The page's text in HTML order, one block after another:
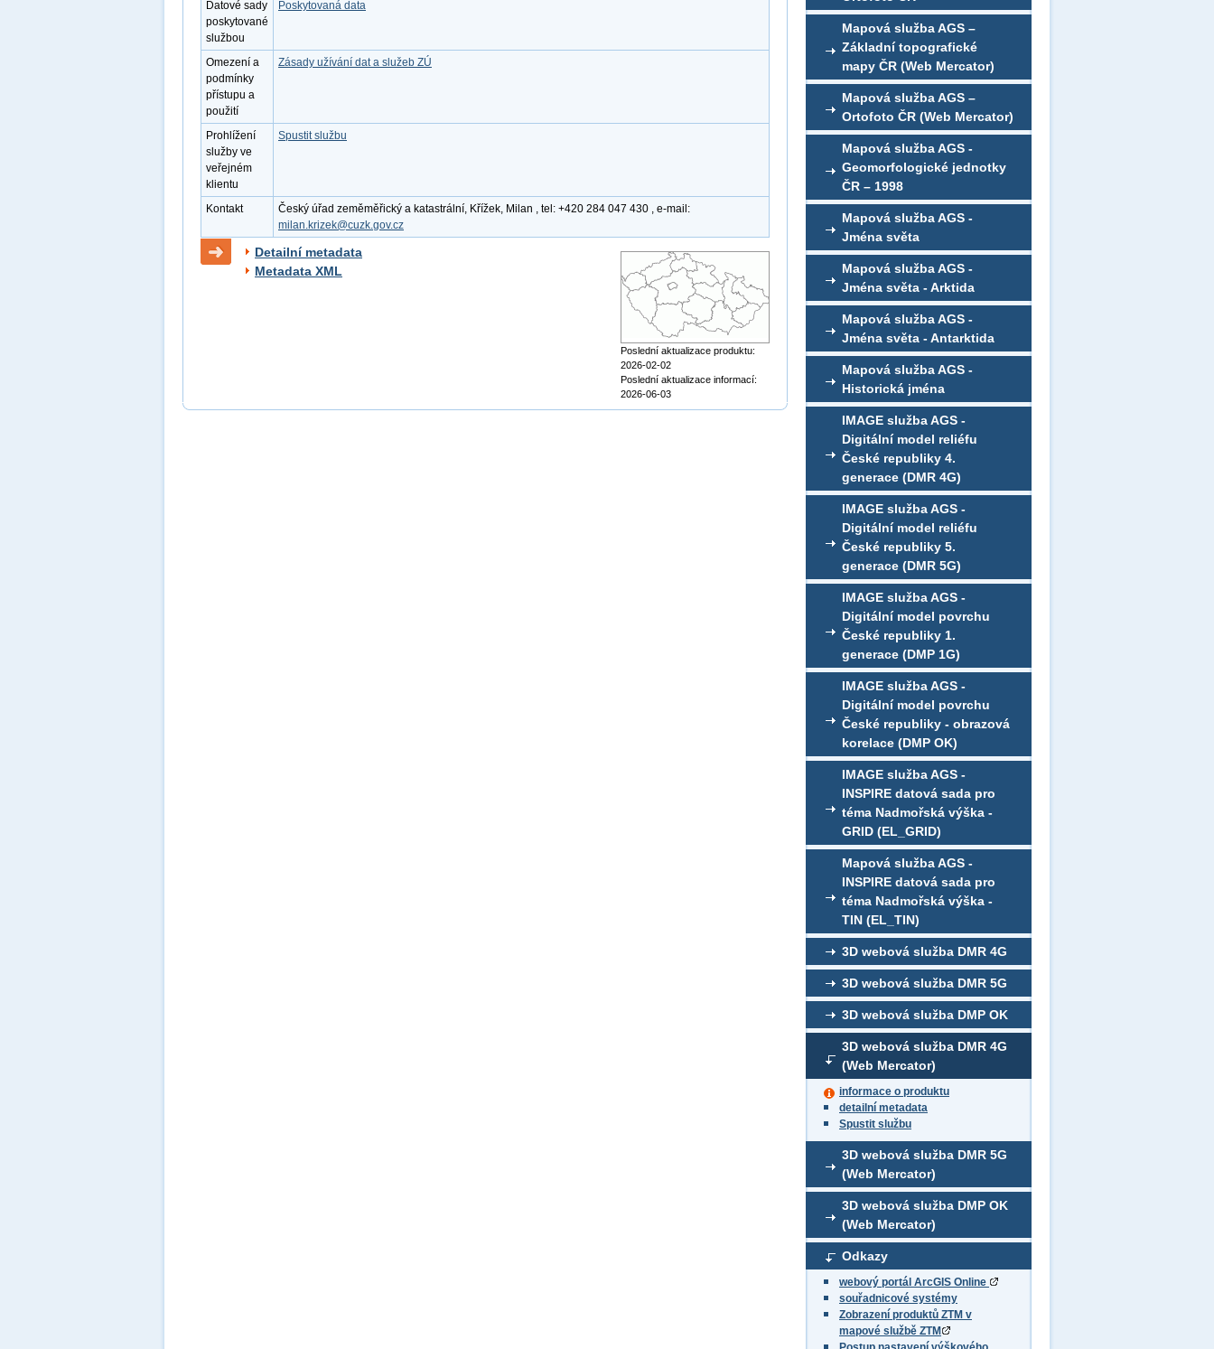
Mapová služba AGS –
Základní topografické
mapy ČR (Web Mercator)
Mapová služba AGS –
Ortofoto ČR (Web Mercator)
Mapová služba AGS -
Geomorfologické jednotky
ČR – 1998
Mapová služba AGS -
Jména světa
Mapová služba AGS -
Jména světa - Arktida
Mapová služba AGS -
Jména světa - Antarktida
Mapová služba AGS -
Historická jména
IMAGE služba AGS -
Digitální model reliéfu
České republiky 4.
generace (DMR 4G)
IMAGE služba AGS -
Digitální model reliéfu
České republiky 5.
generace (DMR 5G)
IMAGE služba AGS -
Digitální model povrchu
České republiky 1.
generace (DMP 1G)
IMAGE služba AGS -
Digitální model povrchu
České republiky - obrazová
korelace (DMP OK)
IMAGE služba AGS -
INSPIRE datová sada pro
téma Nadmořská výška -
GRID (EL_GRID)
Mapová služba AGS -
INSPIRE datová sada pro
téma Nadmořská výška -
TIN (EL_TIN)
3D webová služba DMR 4G
3D webová služba DMR 5G
3D webová služba DMP OK
3D webová služba DMR 4G
(Web Mercator)
informace o produktu
detailní metadata
Spustit službu
3D webová služba DMR 5G
(Web Mercator)
3D webová služba DMP OK
(Web Mercator)
Odkazy
webový portál ArcGIS Online
souřadnicové systémy
Zobrazení produktů ZTM v
mapové službě ZTM
Datové sady
poskytované
službou
Poskytovaná data
Omezení a
podmínky
přístupu a
použití
Zásady užívání dat a služeb ZÚ
Prohlížení
služby ve
veřejném
klientu
Spustit službu
Kontakt
Český úřad zeměměřický a katastrální, Křížek, Milan , tel: +420 284 047 430 , e-mail:
milan.krizek@cuzk.gov.cz
Detailní metadata
Metadata XML
Poslední aktualizace produktu:
2026-02-02
Poslední aktualizace informací:
2026-06-03